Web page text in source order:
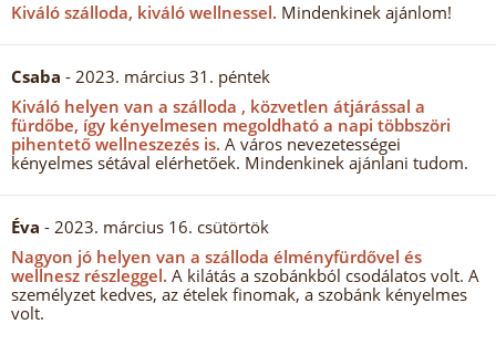
Kiváló szálloda, kiváló wellnessel. Mindenkinek ajánlom!
Csaba - 2023. március 31. péntek
Kiváló helyen van a szálloda , közvetlen átjárással a
fürdőbe, így kényelmesen megoldható a napi többszöri
pihentető wellneszezés is. A város nevezetességei
kényelmes sétával elérhetőek. Mindenkinek ajánlani tudom.
Éva - 2023. március 16. csütörtök
Nagyon jó helyen van a szálloda élményfürdővel és
wellnesz részleggel. A kilátás a szobánkból csodálatos volt. A
személyzet kedves, az ételek finomak, a szobánk kényelmes
volt.